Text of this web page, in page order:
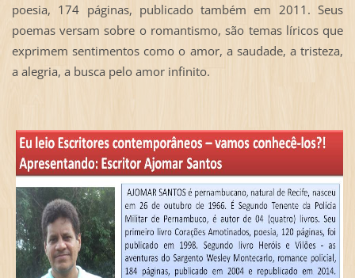
poesia, 174 páginas, publicado também em 2011. Seus
poemas versam sobre o romantismo, são temas líricos que
exprimem sentimentos como o amor, a saudade, a tristeza,
a alegria, a busca pelo amor infinito.